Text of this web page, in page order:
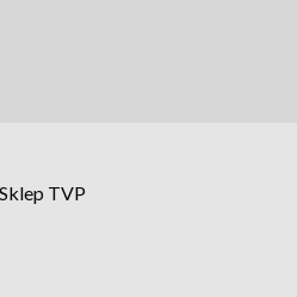
Sklep TVP